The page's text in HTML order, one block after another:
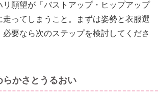
リ願望が「バストアップ・ヒップアップ
走ってしまうこと。まずは姿勢と衣服選
必要なら次のステップを検討してくださ
かさとうるおい